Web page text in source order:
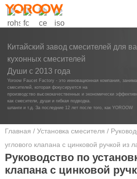
Китайский завод смесителей для
кухонных смесителей
Души с 2013 года
Yoroow Faucet Factory - это инновационная компания,
смесителей, которая фокусируется на
производство высококачественных и экономически
как смесители, души и гибкая подводка.
шланги и т.д. За последние 12 лет после того, как YOROOW
Главная / Установка смесителя /
углового клапана с цинковой ручкой из
Руководство по
клапана с цинковой